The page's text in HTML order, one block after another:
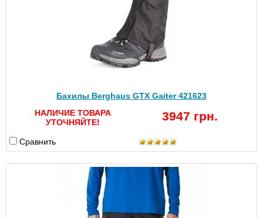
Бахилы Berghaus GTX Gaiter 421623
НАЛИЧИЕ ТОВАРА
УТОЧНЯЙТЕ!
3947 грн.
Сравнить